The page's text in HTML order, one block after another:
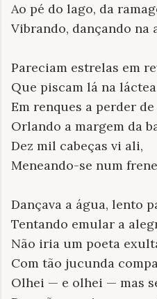
Ao pé do lago, da
Vibrando, dançando na
Pareciam estrelas em
Que piscam lá na
Em renques a perder
Orlando a margem da
Dez mil cabeças vi ali,
Meneando-se num
Dançava a água, lento
Tentando emular a
Não iria um poeta
Com tão jucunda
Olhei — e olhei — mas